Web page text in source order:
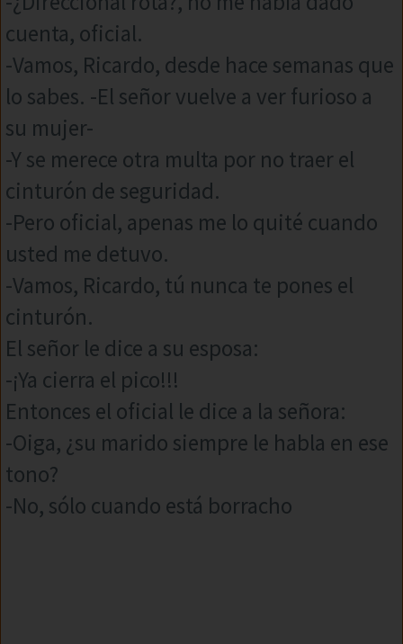
cuenta, oficial.
-Vamos, Ricardo, desde hace semanas que
lo sabes. -El señor vuelve a ver furioso a
su mujer-
-Y se merece otra multa por no traer el
cinturón de seguridad.
-Pero oficial, apenas me lo quité cuando
usted me detuvo.
-Vamos, Ricardo, tú nunca te pones el
cinturón.
El señor le dice a su esposa:
-¡Ya cierra el pico!!!
Entonces el oficial le dice a la señora:
-Oiga, ¿su marido siempre le habla en ese
tono?
-No, sólo cuando está borracho